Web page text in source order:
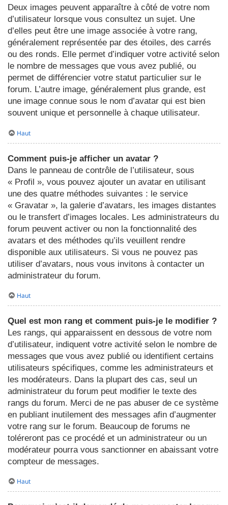
Deux images peuvent apparaître à côté de votre nom
d’utilisateur lorsque vous consultez un sujet. Une
d’elles peut être une image associée à votre rang,
généralement représentée par des étoiles, des carrés
ou des ronds. Elle permet d’indiquer votre activité selon
le nombre de messages que vous avez publié, ou
permet de différencier votre statut particulier sur le
forum. L’autre image, généralement plus grande, est
une image connue sous le nom d’avatar qui est bien
souvent unique et personnelle à chaque utilisateur.
Haut
Comment puis-je afficher un avatar ?
Dans le panneau de contrôle de l’utilisateur, sous
« Profil », vous pouvez ajouter un avatar en utilisant
une des quatre méthodes suivantes : le service
« Gravatar », la galerie d’avatars, les images distantes
ou le transfert d’images locales. Les administrateurs du
forum peuvent activer ou non la fonctionnalité des
avatars et des méthodes qu’ils veuillent rendre
disponible aux utilisateurs. Si vous ne pouvez pas
utiliser d’avatars, nous vous invitons à contacter un
administrateur du forum.
Haut
Quel est mon rang et comment puis-je le modifier ?
Les rangs, qui apparaissent en dessous de votre nom
d’utilisateur, indiquent votre activité selon le nombre de
messages que vous avez publié ou identifient certains
utilisateurs spécifiques, comme les administrateurs et
les modérateurs. Dans la plupart des cas, seul un
administrateur du forum peut modifier le texte des
rangs du forum. Merci de ne pas abuser de ce système
en publiant inutilement des messages afin d’augmenter
votre rang sur le forum. Beaucoup de forums ne
toléreront pas ce procédé et un administrateur ou un
modérateur pourra vous sanctionner en abaissant votre
compteur de messages.
Haut